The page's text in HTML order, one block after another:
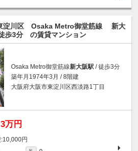
淀川区 Osaka Metro御堂筋線
新大
歩3分 の賃貸マンション
Osaka Metro御堂筋線新大阪駅 / 徒歩3分
築年月1974年3月 / 8階建
大阪府大阪市東淀川区西淡路1丁目
3万円
10,000円